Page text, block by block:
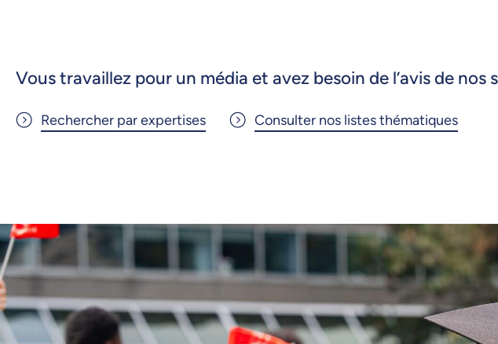
Vous travaillez pour un média et avez besoin de l’avis de nos